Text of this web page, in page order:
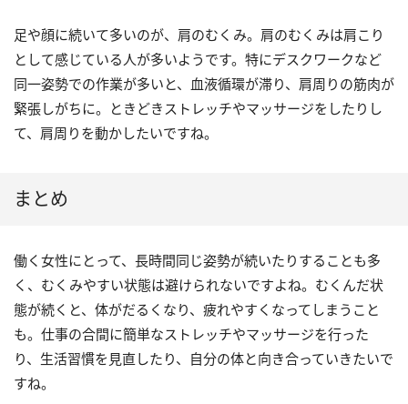
足や顔に続いて多いのが、肩のむくみ。肩のむくみは肩こり
として感じている人が多いようです。特にデスクワークなど
同一姿勢での作業が多いと、血液循環が滞り、肩周りの筋肉が
緊張しがちに。ときどきストレッチやマッサージをしたりし
て、肩周りを動かしたいですね。
まとめ
働く女性にとって、長時間同じ姿勢が続いたりすることも多
く、むくみやすい状態は避けられないですよね。むくんだ状
態が続くと、体がだるくなり、疲れやすくなってしまうこと
も。仕事の合間に簡単なストレッチやマッサージを行った
り、生活習慣を見直したり、自分の体と向き合っていきたいで
すね。